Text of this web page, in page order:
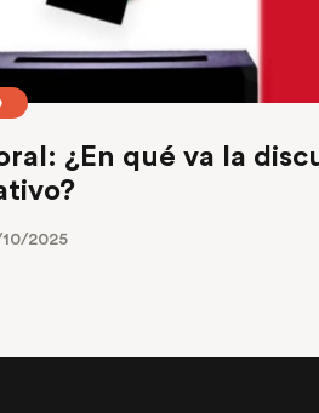
¿En qué va la
2025